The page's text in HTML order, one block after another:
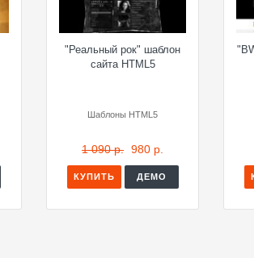
"Реальный рок" шаблон
сайта HTML5
Шаблоны HTML5
1 090 р. 980 р.
КУПИТЬ ДЕМО